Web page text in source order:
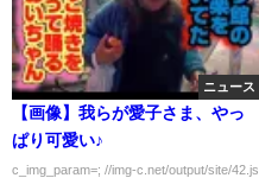
ニュース
【画像】我らが愛子さま、やっ
ぱり可愛い♪
c_img_param=; //img-c.net/output/site/42.js